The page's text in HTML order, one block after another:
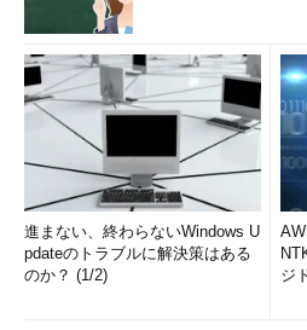
進まない、終わらないWindows U
pdateのトラブルに解決策はある
のか？ (1/2)
ジ